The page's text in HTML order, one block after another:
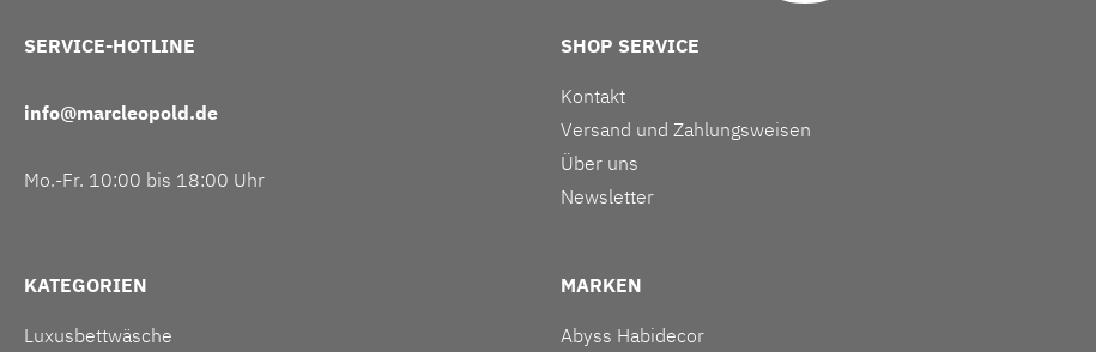
SERVICE-HOTLINE
info@marcleopold.de
Mo.-Fr. 10:00 bis 18:00 Uhr
SHOP SERVICE
Kontakt
Versand und Zahlungsweisen
Über uns
Newsletter
KATEGORIEN
Luxusbettwäsche
MARKEN
Abyss Habidecor